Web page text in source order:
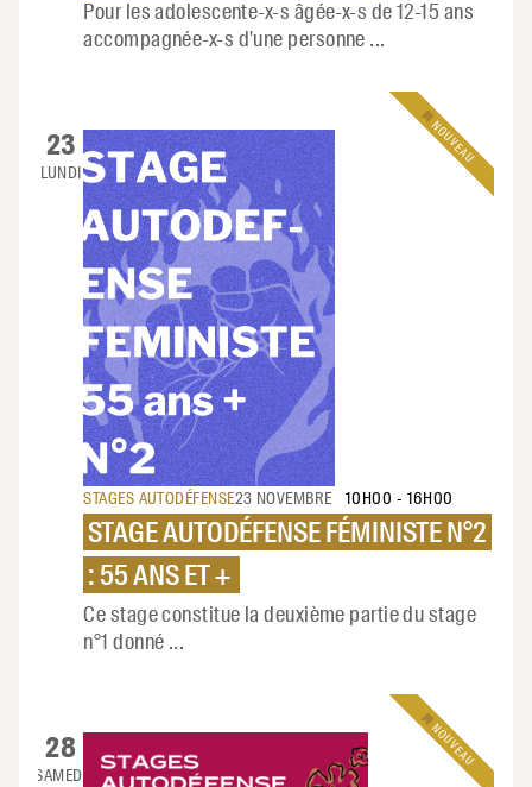
Pour les adolescente-x-s âgée-x-s de 12-15 ans
accompagnée-x-s d'une personne ...
23
LUNDI
STAGES AUTODÉFENSE23 NOVEMBRE 10H00 - 16H00
STAGE AUTODÉFENSE FÉMINISTE N°2
: 55 ANS ET +
Ce stage constitue la deuxième partie du stage
n°1 donné ...
NOUVEAU
28
SAMEDI
NOUVEAU